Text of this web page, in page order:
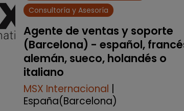
Consultoría y Asesoría
Agente de ventas y soporte
(Barcelona) - español,
alemán, sueco, holandés o
italiano
MSX Internacional |
España(Barcelona)